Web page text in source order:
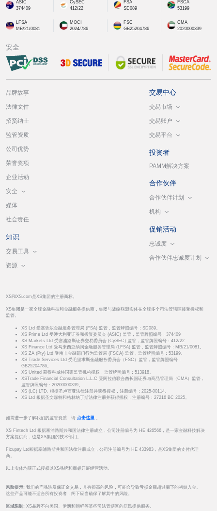
ASIC
374409
CySEC
412/22
FSA
SD089
FSCA
53199
LFSA
MB/21/0081
MOCI
2024/786
FSC
GB25204786
CMA
2020000339
安全
品牌故事
法律文件
招贤纳士
监管资质
公司优势
荣誉奖项
企业活动
安全
媒体
社会责任
知识
交易工具
资源
交易中心
交易市场
交易账户
交易平台
投资者
PAMM解决方案
合作伙伴
合作伙伴计划
机构
促销活动
忠诚度
合作伙伴忠诚度计划
XS和XS.com是XS集团的注册商标。
XS集团是一家全球金融科技和金融服务提供商，集团与战略联盟实体在全球多个司法管辖区接受授权和
监管。
XS Ltd 受塞舌尔金融服务管理局 (FSA) 监管，监管牌照编号：SD089。
XS Prime Ltd 受澳大利亚证券和投资委员会 (ASIC) 监管，监管牌照编号：374409
XS Markets Ltd 受塞浦路斯证券交易委员会 (CySEC) 监管，监管牌照编号：412/22
XS Finance Ltd 受马来西亚纳闽金融服务管理局 (LFSA) 监管，监管牌照编号：MB/21/0081。
XS ZA (Pty) Ltd 受南非金融部门行为监管局 (FSCA) 监管，监管牌照编号：53199。
XS Trade Services Ltd 受毛里求斯金融服务委员会（FSC）监管，监管牌照编号：
GB25204786。
XS United 获得科威特国家监管机构授权，监管牌照编号：513918。
XSTrade Financial Consultation L.L.C 受阿拉伯联合酋长国证券与商品管理局（CMA）监管，
监管牌照编号：20200000339。
XS (LC) LTD. 根据圣卢西亚法律注册并获得授权，注册编号：2025-00114。
XS Ltd 根据圣文森特和格林纳丁斯法律注册并获得授权，注册编号：27216 BC 2025。
如需进一步了解我们的监管资质，请 点击这里 。
XS Fintech Ltd 根据塞浦路斯共和国法律注册成立，公司注册编号为 HE 426566，是一家金融科技解决
方案提供商，也是XS集团的技术部门。
Ficupay Ltd根据塞浦路斯共和国法律注册成立，公司注册编号为 HE 433983，是XS集团的支付代理
商。
以上实体均获正式授权以XS品牌和商标开展经营活动。
风险提示: 我们的产品涉及保证金交易，具有很高的风险，可能会导致亏损金额超过阁下的初始入金。
这些产品可能不适合所有投资者，阁下应当确保了解其中的风险。
区域限制: XS品牌不向美国、伊朗和朝鲜等某些司法管辖区的居民提供服务。